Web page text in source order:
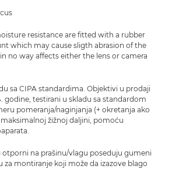
resistance are fitted with a rubber
which may cause sligth abrasion of the
no way affects either the lens or camera
sa CIPA standardima. Objektivi u prodaji
godine, testirani u skladu sa standardom
pomeranja/naginjanja (+ okretanja ako
žižnoj daljini, pomoću
otporni na prašinu/vlagu poseduju gumeni
za montiranje koji može da izazove blago